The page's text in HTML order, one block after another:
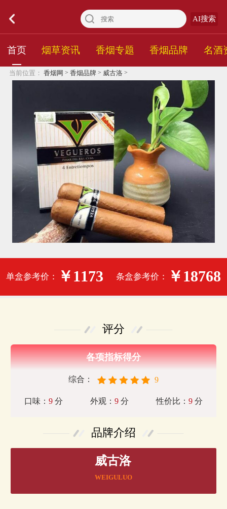
AI搜索
首页 烟草资讯 香烟专题 香烟品牌 名酒
当前位置： 香烟网 > 香烟品牌 > 威古洛 >
单盒参考价： ￥1173 条盒参考价： ￥18768
评分
各项指标得分
综合： 9
口味： 9分 外观： 9 分 性价比：9 分
品牌介绍
威古洛
WEIGULUO